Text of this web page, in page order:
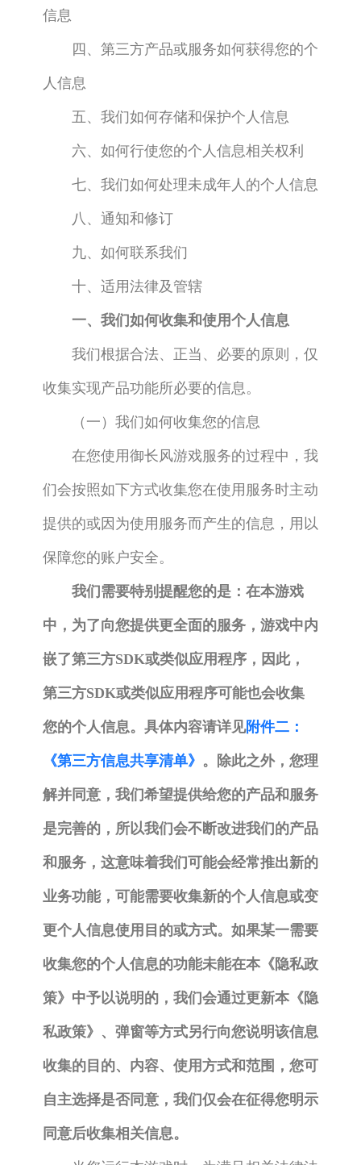
信息
四、第三方产品或服务如何获得您的个
人信息
五、我们如何存储和保护个人信息
六、如何行使您的个人信息相关权利
七、我们如何处理未成年人的个人信息
八、通知和修订
九、如何联系我们
十、适用法律及管辖
一、我们如何收集和使用个人信息
我们根据合法、正当、必要的原则，仅
收集实现产品功能所必要的信息。
（一）我们如何收集您的信息
在您使用御长风游戏服务的过程中，我
们会按照如下方式收集您在使用服务时主动
提供的或因为使用服务而产生的信息，用以
保障您的账户安全。
我们需要特别提醒您的是：在本游戏
中，为了向您提供更全面的服务，游戏中内
嵌了第三方SDK或类似应用程序，因此，
第三方SDK或类似应用程序可能也会收集
您的个人信息。具体内容请详见附件二：
《第三方信息共享清单》 。除此之外，您理
解并同意，我们希望提供给您的产品和服务
是完善的，所以我们会不断改进我们的产品
和服务，这意味着我们可能会经常推出新的
业务功能，可能需要收集新的个人信息或变
更个人信息使用目的或方式。如果某一需要
收集您的个人信息的功能未能在本《隐私政
策》中予以说明的，我们会通过更新本《隐
私政策》、弹窗等方式另行向您说明该信息
收集的目的、内容、使用方式和范围，您可
自主选择是否同意，我们仅会在征得您明示
同意后收集相关信息。